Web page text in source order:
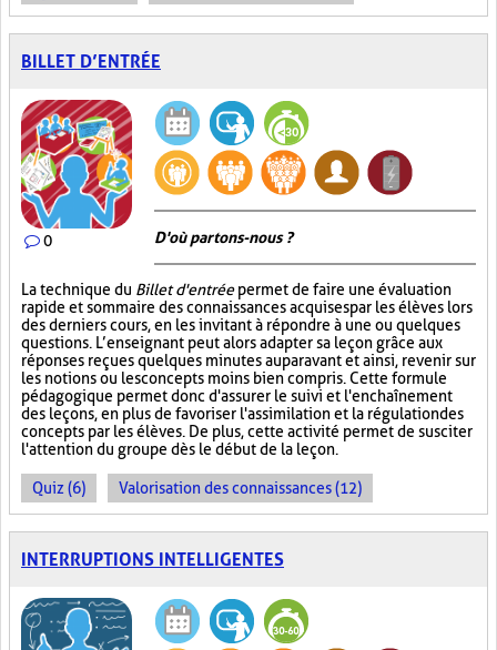
BILLET D’ENTRÉE
0 D'où partons-nous ?
La technique du Billet d'entréepermet de faire une évaluation
rapide et sommaire des connaissances acquises par les élèves lors
des derniers cours, en les invitant à répondre à une ou quelques
questions. L’enseignant peut alors adapter sa leçon grâce aux
réponses reçues quelques minutes auparavant et ainsi, revenir sur
les notions ou les concepts moins bien compris. Cette formule
pédagogique permet donc d'assurer le suivi et l'enchaînement
des leçons, en plus de favoriser l'assimilation et la régulation des
concepts par les élèves. De plus, cette activité permet de susciter
l'attention du groupe dès le début de la leçon.
Quiz (6) Valorisation des connaissances (12)
INTERRUPTIONS INTELLIGENTES